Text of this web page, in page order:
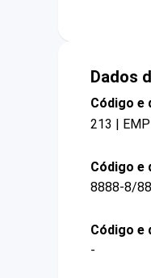
Dados
Código e
213 |
Código e
8888-8/
Código e
-